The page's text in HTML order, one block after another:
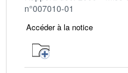
n°007010-01
Accéder à la notice